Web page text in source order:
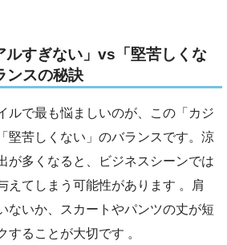
ルすぎない」vs「堅苦しくな
ンスの秘訣
ルで最も悩ましいのが、この「カジ
堅苦しくない」のバランスです。涼
が多くなると、ビジネスシーンでは
えてしまう可能性があります 。肩
ないか、スカートやパンツの丈が短
することが大切です 。